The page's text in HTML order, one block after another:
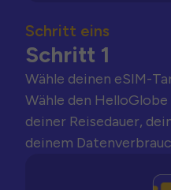
Schritt eins
Schritt 1
Wähle deinen eSIM-
Wähle den
deiner Reisedauer,
deinem